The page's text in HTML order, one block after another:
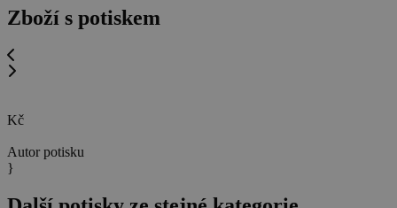
Zboží s potiskem
Kč
Autor potisku
}